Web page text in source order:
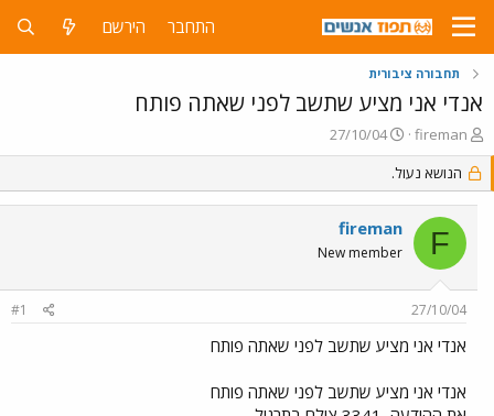
התחבר הירשם
תחבורה ציבורית
אנדי אני מציע שתשב לפני שאתה פותח
פ
ו
ת
ח
נ
ו
א
fireman
פ
ו
ס
ב
ת
ר
27/10/04
הנושא נעול.
F
fireman
New member
27/10/04
#1
אנדי אני מציע שתשב לפני שאתה פותח
אנדי אני מציע שתשב לפני שאתה פותח